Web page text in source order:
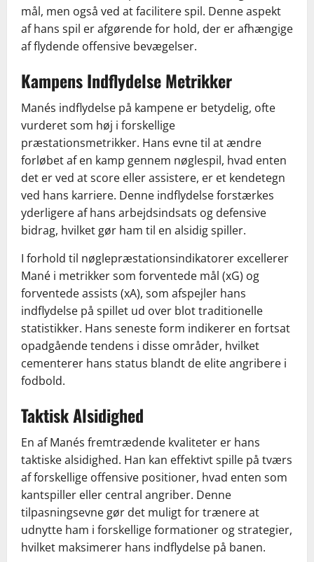
mål, men også ved at facilitere spil. Denne aspekt
af hans spil er afgørende for hold, der er afhængige
af flydende offensive bevægelser.
Kampens Indflydelse Metrikker
Manés indflydelse på kampene er betydelig, ofte
vurderet som høj i forskellige
præstationsmetrikker. Hans evne til at ændre
forløbet af en kamp gennem nøglespil, hvad enten
det er ved at score eller assistere, er et kendetegn
ved hans karriere. Denne indflydelse forstærkes
yderligere af hans arbejdsindsats og defensive
bidrag, hvilket gør ham til en alsidig spiller.
I forhold til nøglepræstationsindikatorer excellerer
Mané i metrikker som forventede mål (xG) og
forventede assists (xA), som afspejler hans
indflydelse på spillet ud over blot traditionelle
statistikker. Hans seneste form indikerer en fortsat
opadgående tendens i disse områder, hvilket
cementerer hans status blandt de elite angribere i
fodbold.
Taktisk Alsidighed
En af Manés fremtrædende kvaliteter er hans
taktiske alsidighed. Han kan effektivt spille på tværs
af forskellige offensive positioner, hvad enten som
kantspiller eller central angriber. Denne
tilpasningsevne gør det muligt for trænere at
udnytte ham i forskellige formationer og strategier,
hvilket maksimerer hans indflydelse på banen.